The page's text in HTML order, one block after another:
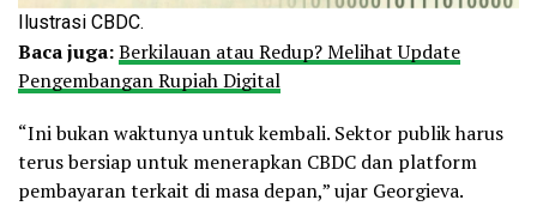
Ilustrasi CBDC.
Baca juga:Berkilauan atau Redup? Melihat Update
Pengembangan Rupiah Digital
“Ini bukan waktunya untuk kembali. Sektor publik harus
terus bersiap untuk menerapkan CBDC dan platform
pembayaran terkait di masa depan,” ujar Georgieva.